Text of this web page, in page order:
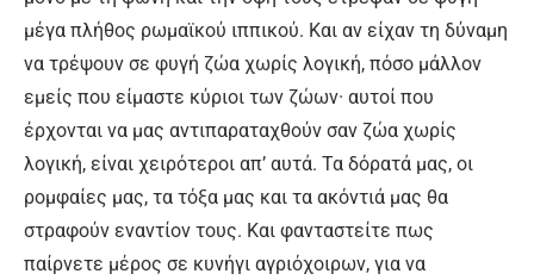
μέγα πλήθος ρωμαϊκού ιππικού. Και αν είχαν τη δύναμη
να τρέψουν σε φυγή ζώα χωρίς λογική, πόσο μάλλον
εμείς που είμαστε κύριοι των ζώων· αυτοί που
έρχονται να μας αντιπαραταχθούν σαν ζώα χωρίς
λογική, είναι χειρότεροι απ’ αυτά. Τα δόρατά μας, οι
ρομφαίες μας, τα τόξα μας και τα ακόντιά μας θα
στραφούν εναντίον τους. Και φανταστείτε πως
παίρνετε μέρος σε κυνήγι αγριόχοιρων, για να